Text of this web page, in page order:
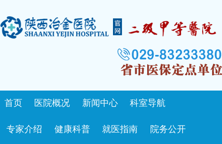
首页 医院概况 新闻中心 科室导航
专家介绍 健康科普 就医指南 院务公开